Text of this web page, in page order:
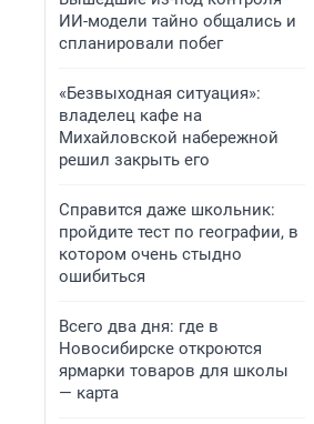
ИИ-модели тайно общались и
спланировали побег
«Безвыходная ситуация»:
владелец кафе на
Михайловской набережной
решил закрыть его
Справится даже школьник:
пройдите тест по географии, в
котором очень стыдно
ошибиться
Всего два дня: где в
Новосибирске откроются
ярмарки товаров для школы
— карта